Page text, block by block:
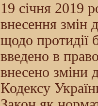
19 січня 2019
внесення змін
щодо протидії
введено в
внесено зміни
Кодексу